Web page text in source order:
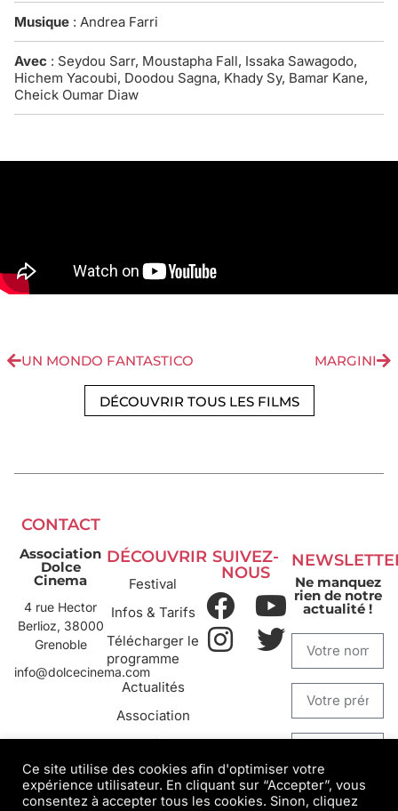
Musique : Andrea Farri
Avec : Seydou Sarr, Moustapha Fall, Issaka Sawagodo,
Hichem Yacoubi, Doodou Sagna, Khady Sy, Bamar Kane,
Cheick Oumar Diaw
UN MONDO FANTASTICO MARGINI
DÉCOUVRIR TOUS LES FILMS
CONTACT
Association
Dolce
Cinema
4 rue Hector
Berlioz, 38000
Grenoble
info@dolcecinema.com
DÉCOUVRIR
Festival
Infos & Tarifs
Télécharger le
programme
Actualités
Association
Archives
SUIVEZ-
NOUS
Ne manquez
rien de notre
actualité !
S'INSCRIRE
Ce site utilise des cookies afin d'optimiser votre
expérience utilisateur. En cliquant sur “Accepter”, vous
consentez à accepter tous les cookies. Sinon, cliquez